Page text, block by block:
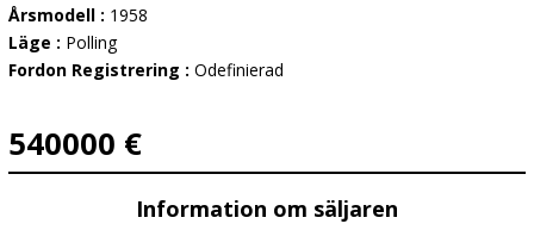
Årsmodell : 1958
Läge : Polling
Fordon Registrering : Odefinierad
540000 €
Information om säljaren